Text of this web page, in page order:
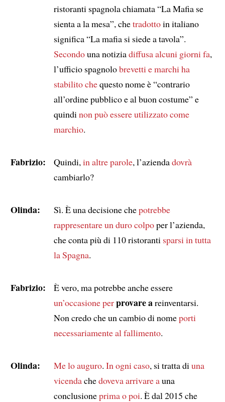
ristoranti spagnola chiamata “La Mafia se
sienta a la mesa”, chetradottoin italiano
significa “La mafia si siede a tavola”.
Secondouna notiziadiffusa alcuni giorni fa,
l’ufficio spagnolobrevetti e marchi ha
stabilito chequesto nome è “contrario
all’ordine pubblico e al buon costume” e
quindi non può essere utilizzato come
marchio.
Fabrizio: Quindi, in altre parole, l’aziendadovrà
cambiarlo?
Olinda: Sì. È una decisione chepotrebbe
rappresentareun duro colpoper l’azienda,
che conta più di 110 ristoranti sparsi in tutta
la Spagna.
Fabrizio:
È vero, ma potrebbe anche essere
un’occasione perprovare areinventarsi.
Non credo che un cambio di nomeporti
necessariamente al fallimento.
Olinda: Me lo auguro. In ogni caso, si tratta di una
vicendachedoveva arrivare auna
conclusioneprima o poi. È dal 2015 che